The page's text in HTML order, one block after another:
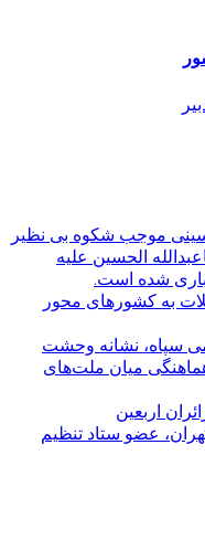
موجب شکوه بی نظیر
الحسین علیه
شده است.
به کشورهای محور
سپاه، نشانه‌ وحشت
میان ملت‌های
عضو ستاد تنظیم